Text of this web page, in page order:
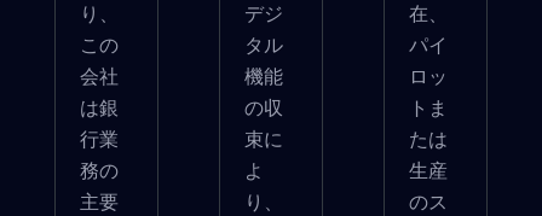
り、
この
会社
は銀
行業
務の
主要
デジ
タル
機能
の収
束に
よ
り、
在、
パイ
ロッ
トま
たは
生産
のス